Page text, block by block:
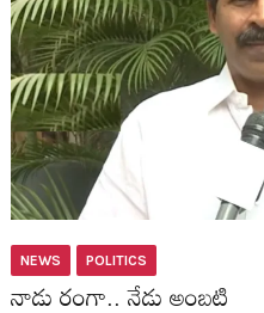
NEWS POLITICS
నాడు రంగా.. నేడు అంబ‌టి